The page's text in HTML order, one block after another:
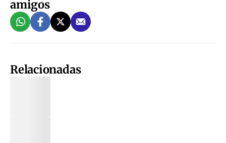
amigos
Relacionadas